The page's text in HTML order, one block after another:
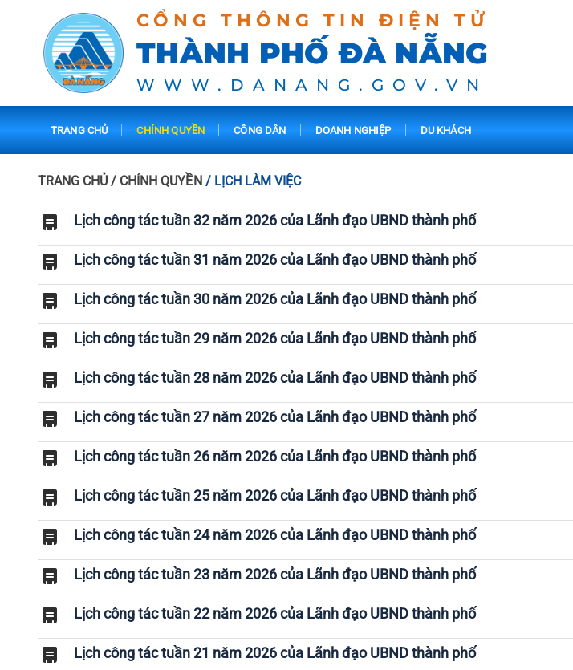
CỔNG THÔNG TIN ĐIỆN TỬ
THÀNH PHỐ ĐÀ NẴNG
WWW.DANANG.GOV.VN
TRANG CHỦ CHÍNH QUYỀN CÔNG DÂN DOANH NGHIỆP DU KHÁCH
TRANG CHỦ / CHÍNH QUYỀN / LỊCH LÀM VIỆC
Lịch công tác tuần 32 năm 2026 của Lãnh đạo UBND thành phố
Lịch công tác tuần 31 năm 2026 của Lãnh đạo UBND thành phố
Lịch công tác tuần 30 năm 2026 của Lãnh đạo UBND thành phố
Lịch công tác tuần 29 năm 2026 của Lãnh đạo UBND thành phố
Lịch công tác tuần 28 năm 2026 của Lãnh đạo UBND thành phố
Lịch công tác tuần 27 năm 2026 của Lãnh đạo UBND thành phố
Lịch công tác tuần 26 năm 2026 của Lãnh đạo UBND thành phố
Lịch công tác tuần 25 năm 2026 của Lãnh đạo UBND thành phố
Lịch công tác tuần 24 năm 2026 của Lãnh đạo UBND thành phố
Lịch công tác tuần 23 năm 2026 của Lãnh đạo UBND thành phố
Lịch công tác tuần 22 năm 2026 của Lãnh đạo UBND thành phố
Lịch công tác tuần 21 năm 2026 của Lãnh đạo UBND thành phố